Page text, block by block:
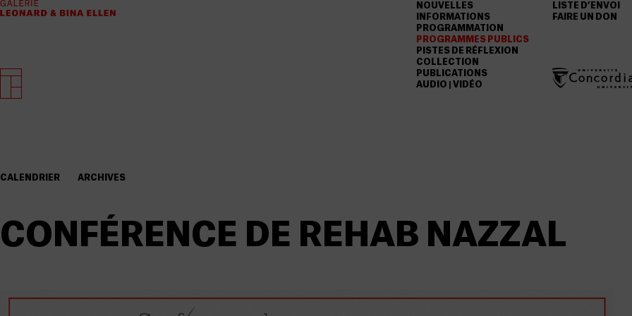
NOUVELLES
INFORMATIONS
PROGRAMMATION
PROGRAMMES PUBLICS
PISTES DE RÉFLEXION
COLLECTION
PUBLICATIONS
AUDIO | VIDÉO
LISTE D’ENVOI
FAIRE UN DON
CALENDRIER ARCHIVES
CONFÉRENCE DE REHAB NAZZAL